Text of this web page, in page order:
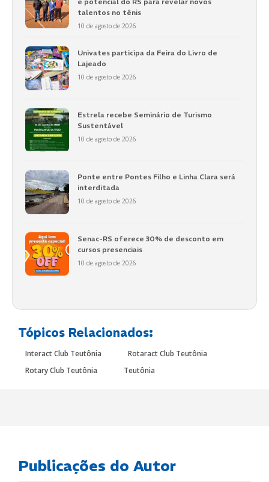
talentos no tênis
10 de agosto de 2026
Univates participa da Feira do Livro de
Lajeado
10 de agosto de 2026
Estrela recebe Seminário de Turismo
Sustentável
10 de agosto de 2026
Ponte entre Pontes Filho e Linha Clara será
interditada
10 de agosto de 2026
Senac-RS oferece 30% de desconto em
cursos presenciais
10 de agosto de 2026
Tópicos Relacionados:
Interact Club Teutônia
Rotaract Club Teutônia
Rotary Club Teutônia
Teutônia
Publicações do Autor